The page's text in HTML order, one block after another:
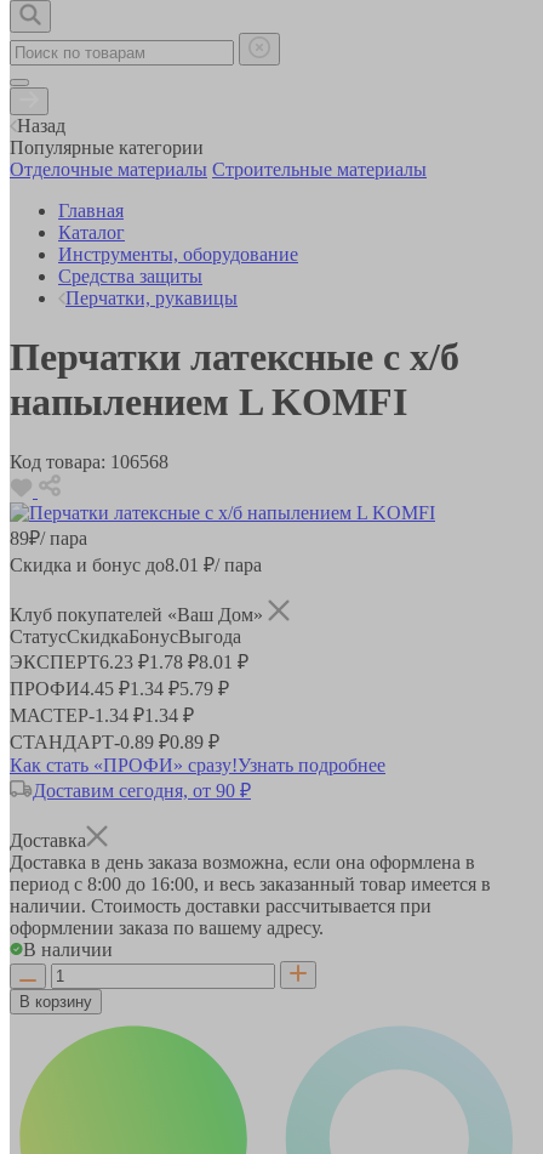
Назад
Популярные категории
Отделочные материалы Строительные материалы
Главная
Каталог
Инструменты, оборудование
Средства защиты
Перчатки, рукавицы
Перчатки латексные с х/б
напылением L KOMFI
Код товара: 106568
89₽/ пара
Скидка и бонус до8.01 ₽/ пара
Клуб покупателей «Ваш Дом»
СтатусСкидкаБонусВыгода
ЭКСПЕРТ6.23 ₽1.78 ₽8.01 ₽
ПРОФИ4.45 ₽1.34 ₽5.79 ₽
МАСТЕР-1.34 ₽1.34 ₽
СТАНДАРТ-0.89 ₽0.89 ₽
Как стать «ПРОФИ» сразу!Узнать подробнее
Доставим сегодня, от 90 ₽
Доставка
Доставка в день заказа возможна, если она оформлена в
период с 8:00 до 16:00, и весь заказанный товар имеется в
наличии. Стоимость доставки рассчитывается при
оформлении заказа по вашему адресу.
В наличии
В корзину